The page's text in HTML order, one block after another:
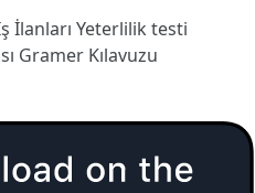
İlanları Yeterlilik testi
Gramer Kılavuzu